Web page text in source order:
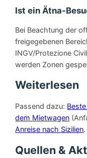
Ist ein Ätna-
Bei Beachtung der
freigegebenen
INGV/Protezione
werden Zonen
Weiterlesen
Passend dazu:
dem Mietwagen
Anreise nach Sizilien.
Quellen &